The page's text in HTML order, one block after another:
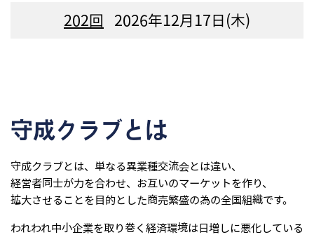
202回 2026年12月17日(木)
守成クラブとは
守成クラブとは、単なる異業種交流会とは違い、
経営者同⼠が⼒を合わせ、お互いのマーケットを作り、
拡⼤させることを⽬的とした商売繁盛の為の全国組織です。
われわれ中⼩企業を取り巻く経済環境は⽇増しに悪化している